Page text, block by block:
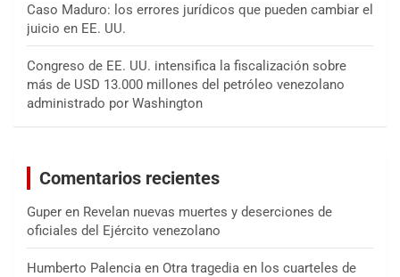
Caso Maduro: los errores jurídicos que pueden cambiar el
juicio en EE. UU.
Congreso de EE. UU. intensifica la fiscalización sobre
más de USD 13.000 millones del petróleo venezolano
administrado por Washington
Comentarios recientes
Guper en Revelan nuevas muertes y deserciones de
oficiales del Ejército venezolano
Humberto Palencia en Otra tragedia en los cuarteles de